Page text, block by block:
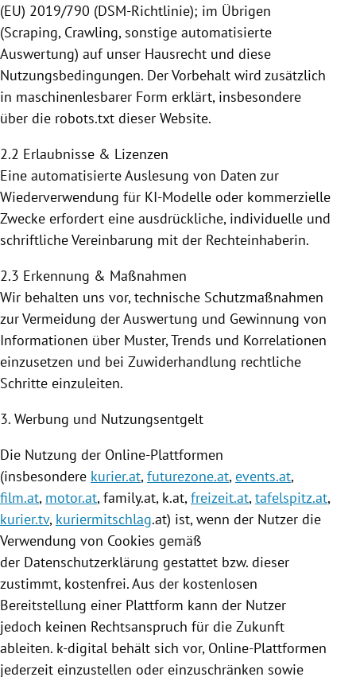
(EU) 2019/790 (DSM-Richtlinie); im Übrigen
(Scraping, Crawling, sonstige automatisierte
Auswertung) auf unser Hausrecht und diese
Nutzungsbedingungen. Der Vorbehalt wird zusätzlich
in maschinenlesbarer Form erklärt, insbesondere
über die robots.txt dieser Website.
2.2 Erlaubnisse & Lizenzen
Eine automatisierte Auslesung von Daten zur
Wiederverwendung für KI-Modelle oder kommerzielle
Zwecke erfordert eine ausdrückliche, individuelle und
schriftliche Vereinbarung mit der Rechteinhaberin.
2.3 Erkennung & Maßnahmen
Wir behalten uns vor, technische Schutzmaßnahmen
zur Vermeidung der Auswertung und Gewinnung von
Informationen über Muster, Trends und Korrelationen
einzusetzen und bei Zuwiderhandlung rechtliche
Schritte einzuleiten.
3. Werbung und Nutzungsentgelt
Die Nutzung der Online-Plattformen
(insbesondere kurier.at, futurezone.at, events.at,
film.at, motor.at, family.at, k.at, freizeit.at, tafelspitz.at,
kurier.tv, kuriermitschlag.at) ist, wenn der Nutzer die
Verwendung von Cookies gemäß
der Datenschutzerklärung gestattet bzw. dieser
zustimmt, kostenfrei. Aus der kostenlosen
Bereitstellung einer Plattform kann der Nutzer
jedoch keinen Rechts­anspruch für die Zukunft
ableiten. k-digital behält sich vor, Online-Plattformen
jederzeit einzustellen oder einzuschränken sowie